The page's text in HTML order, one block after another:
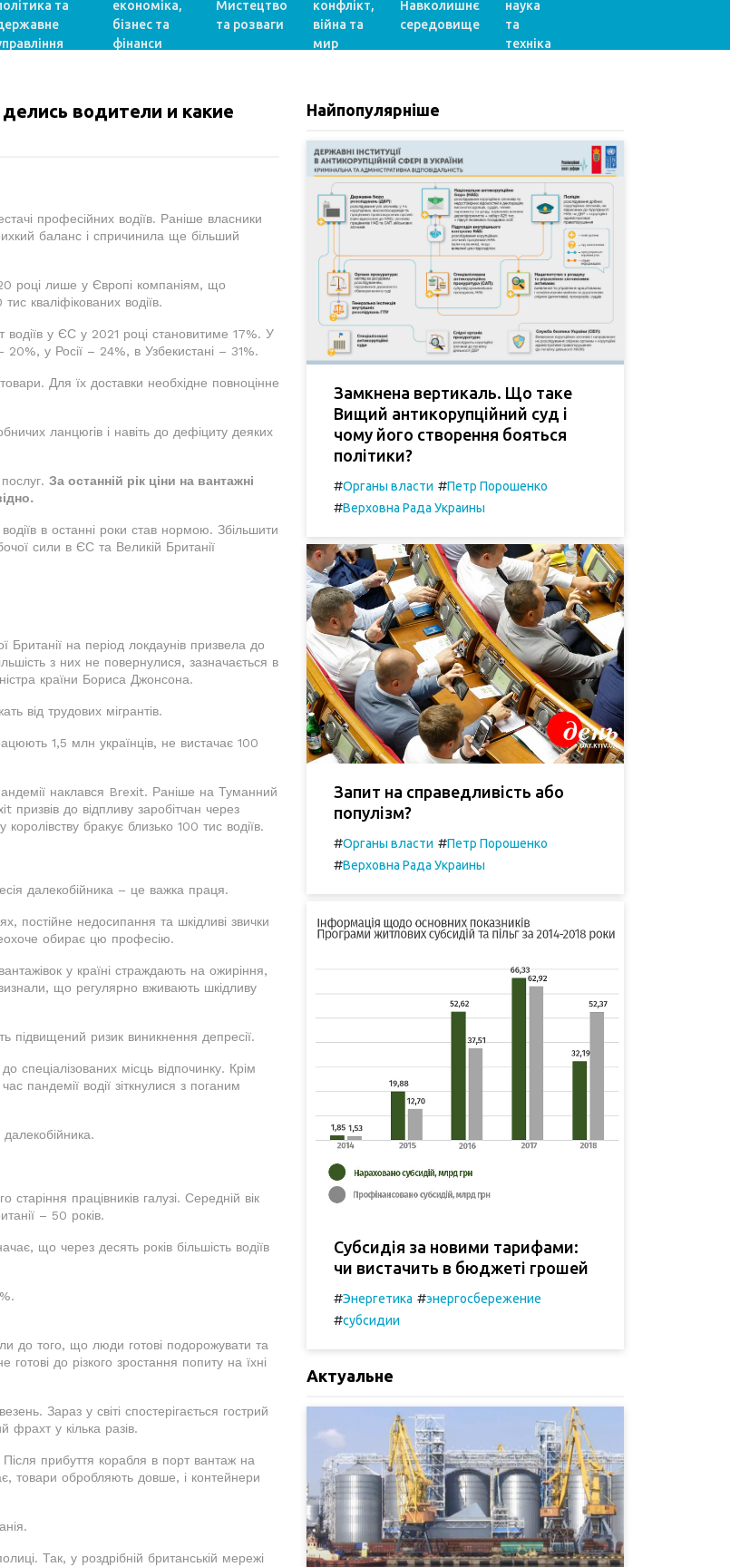
та
економіка,
бізнес та
фінанси
Мистецтво
та розваги
конфлікт,
війна та
мир
Навколишнє
середовище
наука
та
техніка
водители и какие
професійних водіїв. Раніше власники
баланс і спричинила ще більший
році лише у Європі компаніям, що
кваліфікованих водіїв.
у ЄС у 2021 році становитиме 17%. У
20%, у Росії – 24%, в Узбекистані – 31%.
Для їх доставки необхідне повноцінне
ланцюгів і навіть до дефіциту деяких
За останній рік ціни на вантажні
в останні роки став нормою. Збільшити
сили в ЄС та Великій Британії
Британії на період локдаунів призвела до
з них не повернулися, зазначається в
країни Бориса Джонсона.
від трудових мігрантів.
1,5 млн українців, не вистачає 100
наклався Brexit. Раніше на Туманний
до відпливу заробітчан через
бракує близько 100 тис водіїв.
далекобійника – це важка праця.
постійне недосипання та шкідливі звички
обирає цю професію.
у країні страждають на ожиріння,
що регулярно вживають шкідливу
підвищений ризик виникнення депресії.
спеціалізованих місць відпочинку. Крім
пандемії водії зіткнулися з поганим
працівників галузі. Середній вік
– 50 років.
що через десять років більшість водіїв
до того, що люди готові подорожувати та
до різкого зростання попиту на їхні
Зараз у світі спостерігається гострий
фрахт у кілька разів.
Після прибуття корабля в порт вантаж на
товари обробляють довше, і контейнери
Так, у роздрібній британській мережі
Найпопулярніше
Замкнена вертикаль. Що таке
Вищий антикорупційний суд і
чому його створення бояться
політики?
#Органы власти #Петр Порошенко
#Верховна Рада Украины
Запит на справедливість або
популізм?
#Органы власти #Петр Порошенко
#Верховна Рада Украины
Субсидія за новими тарифами:
чи вистачить в бюджеті грошей
#Энергетика #энергосбережение
#субсидии
Актуальне